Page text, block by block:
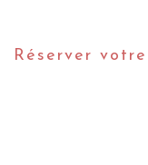
Réserver